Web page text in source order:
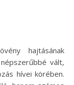
vált,
hívei körében.